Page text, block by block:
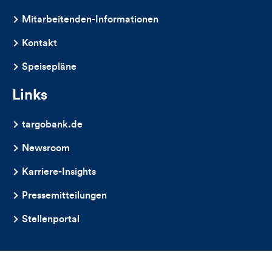
dieses
Artikels
Mitarbeitenden-Informationen
Kontakt
Speisepläne
Links
targobank.de
Newsroom
Karriere-Insights
Pressemitteilungen
Stellenportal